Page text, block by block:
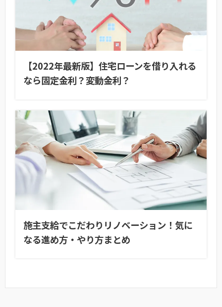
【2022年最新版】住宅ローンを借り入れる
なら固定金利？変動金利？
施主支給でこだわりリノベーション！気に
なる進め方・やり方まとめ